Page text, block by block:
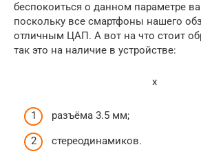
беспокоиться о данном параметре
поскольку все смартфоны нашего
отличным ЦАП. А вот на что стоит
так это на наличие в устройстве:
x
разъёма 3.5 мм;
стереодинамиков.